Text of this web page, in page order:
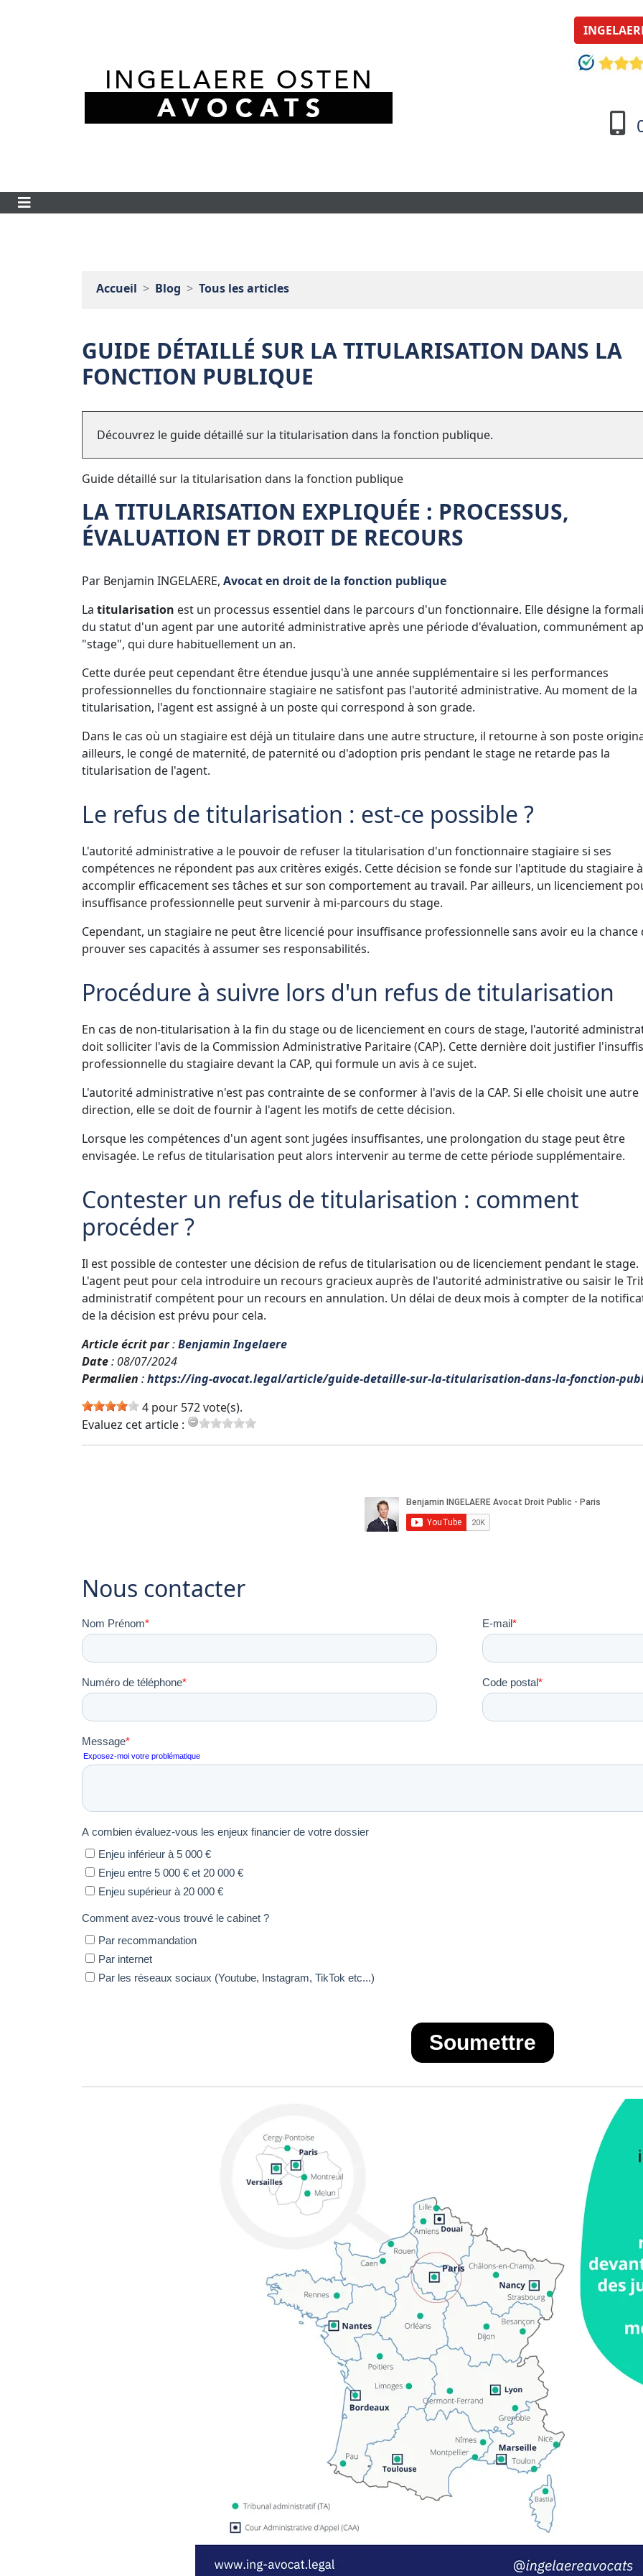
Accueil Blog Tous les articles
GUIDE DÉTAILLÉ SUR LA TITULARISATION DANS LA
FONCTION PUBLIQUE
Découvrez le guide détaillé sur la titularisation dans la fonction publique.
Guide détaillé sur la titularisation dans la fonction publique
LA TITULARISATION EXPLIQUÉE : PROCESSUS,
ÉVALUATION ET DROIT DE RECOURS
Par Benjamin INGELAERE, Avocat en droit de la fonction publique
La titularisation est un processus essentiel dans le parcours d'un fonctionnaire. Elle désigne la
du statut d'un agent par une autorité administrative après une période d'évaluation, communément
"stage", qui dure habituellement un an.
Cette durée peut cependant être étendue jusqu'à une année supplémentaire si les performances
professionnelles du fonctionnaire stagiaire ne satisfont pas l'autorité administrative. Au moment de la
titularisation, l'agent est assigné à un poste qui correspond à son grade.
Dans le cas où un stagiaire est déjà un titulaire dans une autre structure, il retourne à son poste
ailleurs, le congé de maternité, de paternité ou d'adoption pris pendant le stage ne retarde pas la
titularisation de l'agent.
Le refus de titularisation : est-ce possible ?
L'autorité administrative a le pouvoir de refuser la titularisation d'un fonctionnaire stagiaire si ses
compétences ne répondent pas aux critères exigés. Cette décision se fonde sur l'aptitude du stagiaire à
accomplir efficacement ses tâches et sur son comportement au travail. Par ailleurs, un licenciement
insuffisance professionnelle peut survenir à mi-parcours du stage.
Cependant, un stagiaire ne peut être licencié pour insuffisance professionnelle sans avoir eu la chance
prouver ses capacités à assumer ses responsabilités.
Procédure à suivre lors d'un refus de titularisation
En cas de non-titularisation à la fin du stage ou de licenciement en cours de stage, l'autorité
doit solliciter l'avis de la Commission Administrative Paritaire (CAP). Cette dernière doit justifier
professionnelle du stagiaire devant la CAP, qui formule un avis à ce sujet.
L'autorité administrative n'est pas contrainte de se conformer à l'avis de la CAP. Si elle choisit une autre
direction, elle se doit de fournir à l'agent les motifs de cette décision.
Lorsque les compétences d'un agent sont jugées insuffisantes, une prolongation du stage peut être
envisagée. Le refus de titularisation peut alors intervenir au terme de cette période supplémentaire.
Contester un refus de titularisation : comment
procéder ?
Il est possible de contester une décision de refus de titularisation ou de licenciement pendant le stage.
L'agent peut pour cela introduire un recours gracieux auprès de l'autorité administrative ou saisir le
administratif compétent pour un recours en annulation. Un délai de deux mois à compter de la
de la décision est prévu pour cela.
Article écrit par:Benjamin Ingelaere
Date: 08/07/2024
Permalien :https://ing-avocat.legal/article/guide-detaille-sur-la-titularisation-dans-la-fonction-
4 pour 572 vote(s).
Evaluez cet article :
Nous contacter